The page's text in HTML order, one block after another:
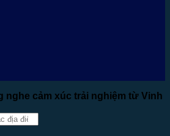
nghe cảm xúc trải nghiệm từ Vinh